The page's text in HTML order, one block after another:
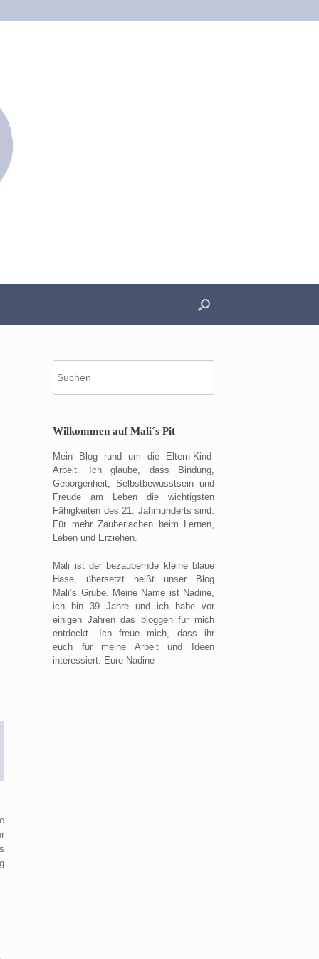
nach:
Wilkommen auf Mali´s Pit
Mein Blog rund um die Eltern-Kind-
Arbeit. Ich glaube, dass Bindung,
Geborgenheit, Selbstbewusstsein und
Freude am Leben die wichtigsten
Fähigkeiten des 21. Jahrhunderts sind.
Für mehr Zauberlachen beim Lernen,
Leben und Erziehen.
Mali ist der bezaubernde kleine blaue
Hase, übersetzt heißt unser Blog
Mali’s Grube. Meine Name ist Nadine,
ich bin 39 Jahre und ich habe vor
einigen Jahren das bloggen für mich
entdeckt. Ich freue mich, dass ihr
euch für meine Arbeit und Ideen
interessiert. Eure Nadine